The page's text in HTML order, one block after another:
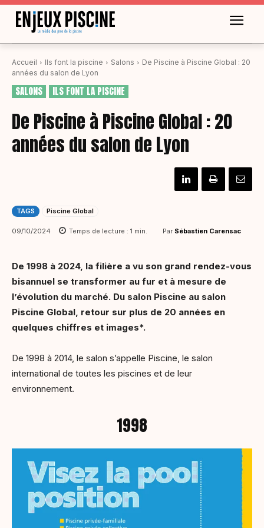
Accueil Ils font la piscine Salons
De Piscine à Piscine Global : 20
années du salon de Lyon
SALONS ILS FONT LA PISCINE
De Piscine à Piscine Global : 20
années du salon de Lyon
TAGS Piscine Global
09/10/2024 Temps de lecture : 1 min. Par Sébastien Carensac
De 1998 à 2024, la filière a vu son grand rendez-vous
bisannuel se transformer au fur et à mesure de
l’évolution du marché. Du salon Piscine au salon
Piscine Global, retour sur plus de 20 années en
quelques chiffres et images*.
De 1998 à 2014, le salon s’appelle Piscine, le salon
international de toutes les piscines et de leur
environnement.
1998